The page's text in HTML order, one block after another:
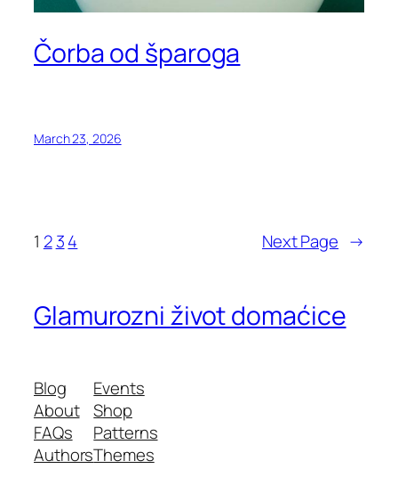
Čorba od šparoga
March 23, 2026
1 2 34 Next Page →
Glamurozni život domaćice
Blog
About
FAQs
Authors
Events
Shop
Patterns
Themes